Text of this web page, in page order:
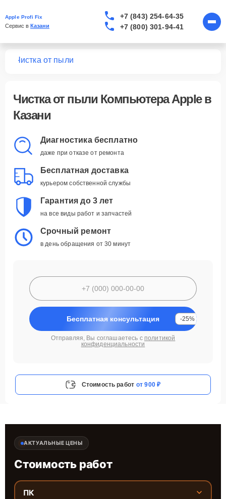
Apple Profi Fix
Сервис в Казани
+7 (843) 254-64-35
+7 (800) 301-94-41
Чистка от пыли
Чистка от пыли Компьютера Apple в
Казани
Диагностика бесплатно
даже при отказе от ремонта
Бесплатная доставка
курьером собственной службы
Гарантия до 3 лет
на все виды работ и запчастей
Срочный ремонт
в день обращения от 30 минут
Бесплатная консультация -25%
Отправляя, Вы соглашаетесь с политикой
конфиденциальности
Стоимость работ от 900 ₽
АКТУАЛЬНЫЕ ЦЕНЫ
Стоимость работ
ПК